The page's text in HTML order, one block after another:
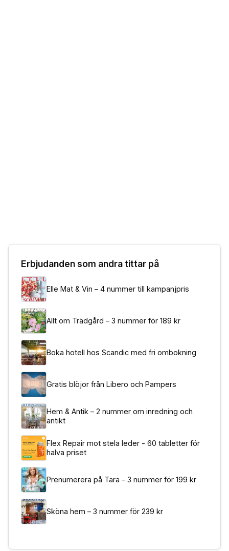
Erbjudanden som andra tittar på
Elle Mat & Vin – 4 nummer till kampanjpris
Allt om Trädgård – 3 nummer för 189 kr
Boka hotell hos Scandic med fri ombokning
Gratis blöjor från Libero och Pampers
Hem & Antik – 2 nummer om inredning och
antikt
Flex Repair mot stela leder - 60 tabletter för
halva priset
Prenumerera på Tara – 3 nummer för 199 kr
Sköna hem – 3 nummer för 239 kr